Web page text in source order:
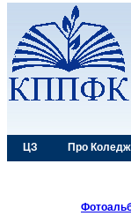
ЦЗ Про Коледж